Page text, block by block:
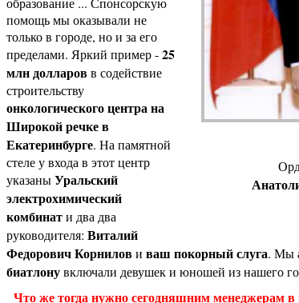
помощь мы оказывали не
только в городе, но и за его
пределами. Яркий пример -25
млн долларовв содействие
строительству
онкологического центра на
Широкой речке в
Екатеринбурге. На памятной
стеле у входа в этот центр
указаныУральский
электрохимический
комбинати два два
руководителя: Виталий
Федорович Корнилови ваш покорный слуга. Мы
биатлонувключали девушек и юношей из нашего
Что же тогда нужно сегодняшним менеджерам в